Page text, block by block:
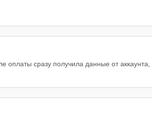
оплаты сразу получила данные от